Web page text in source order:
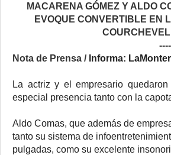
MACARENA GÓMEZ Y ALDO
EVOQUE CONVERTIBLE EN
Nota de Prensa / Informa:
La actriz y el empresario
especial presencia tanto con la
Aldo Comas, que además de
tanto su sistema de
pulgadas, como su excelente